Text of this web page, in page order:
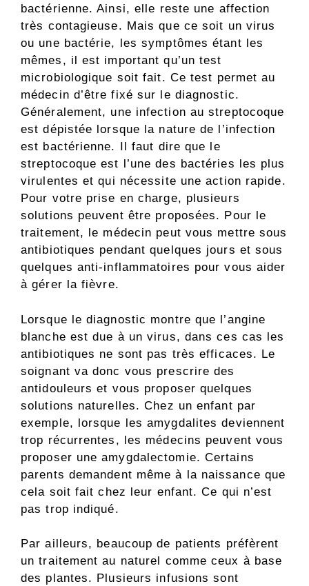
bactérienne. Ainsi, elle reste une affection
très contagieuse. Mais que ce soit un virus
ou une bactérie, les symptômes étant les
mêmes, il est important qu’un test
microbiologique soit fait. Ce test permet au
médecin d’être fixé sur le diagnostic.
Généralement, une infection au streptocoque
est dépistée lorsque la nature de l’infection
est bactérienne. Il faut dire que le
streptocoque est l’une des bactéries les plus
virulentes et qui nécessite une action rapide.
Pour votre prise en charge, plusieurs
solutions peuvent être proposées. Pour le
traitement, le médecin peut vous mettre sous
antibiotiques pendant quelques jours et sous
quelques anti-inflammatoires pour vous aider
à gérer la fièvre.
Lorsque le diagnostic montre que l’angine
blanche est due à un virus, dans ces cas les
antibiotiques ne sont pas très efficaces. Le
soignant va donc vous prescrire des
antidouleurs et vous proposer quelques
solutions naturelles. Chez un enfant par
exemple, lorsque les amygdalites deviennent
trop récurrentes, les médecins peuvent vous
proposer une amygdalectomie. Certains
parents demandent même à la naissance que
cela soit fait chez leur enfant. Ce qui n’est
pas trop indiqué.
Par ailleurs, beaucoup de patients préfèrent
un traitement au naturel comme ceux à base
des plantes. Plusieurs infusions sont